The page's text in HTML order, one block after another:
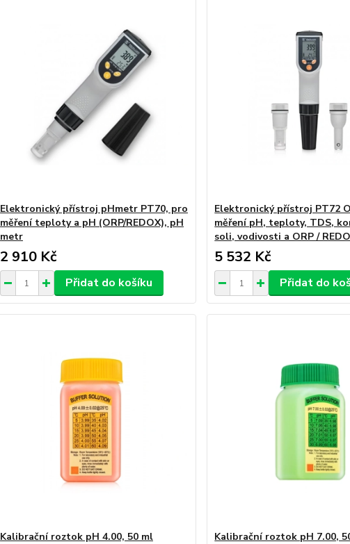
Elektronický přístroj pHmetr PT70, pro
měření teploty a pH (ORP/REDOX), pH
metr
2 910 Kč
Přidat do košíku
Elektronický přístroj PT72
měření pH, teploty, TDS,
soli, vodivosti a ORP /
5 532 Kč
Přidat do
Kalibrační roztok pH 4.00, 50 ml Kalibrační roztok pH 7.00,